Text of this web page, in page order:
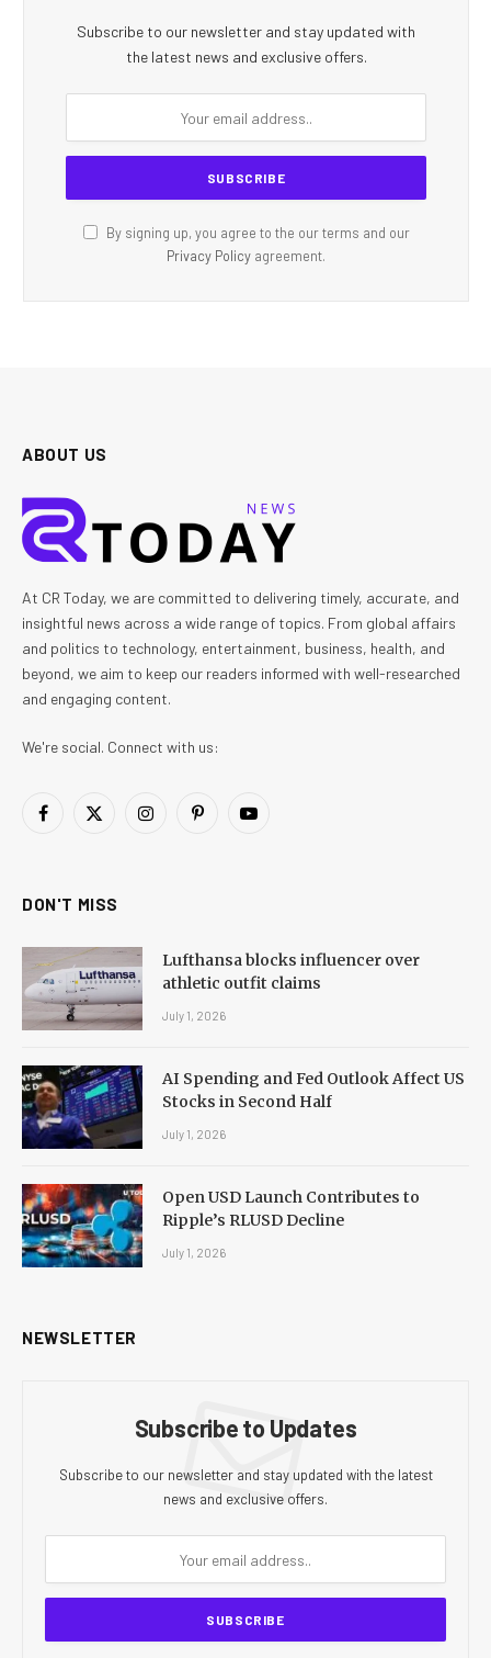
Subscribe to our newsletter and stay updated with
the latest news and exclusive offers.
By signing up, you agree to the our terms and our
Privacy Policy agreement.
ABOUT US
At CR Today, we are committed to delivering timely, accurate, and
insightful news across a wide range of topics. From global affairs
and politics to technology, entertainment, business, health, and
beyond, we aim to keep our readers informed with well-researched
and engaging content.
We're social. Connect with us:
Facebook
X
InstagramPinterestYouTube
DON'T MISS
Lufthansa blocks influencer over
athletic outfit claims
July 1, 2026
AI Spending and Fed Outlook Affect US
Stocks in Second Half
July 1, 2026
Open USD Launch Contributes to
Ripple’s RLUSD Decline
July 1, 2026
NEWSLETTER
Subscribe to Updates
Subscribe to our newsletter and stay updated with the latest
news and exclusive offers.